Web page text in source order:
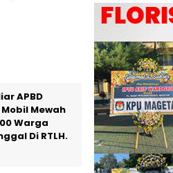
APBD
Mewah
Warga
Di RTLH.